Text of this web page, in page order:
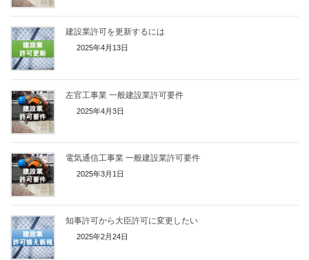
建設業許可を更新するには
2025年4月13日
左官工事業 一般建設業許可要件
2025年4月3日
電気通信工事業 一般建設業許可要件
2025年3月1日
知事許可から大臣許可に変更したい
2025年2月24日